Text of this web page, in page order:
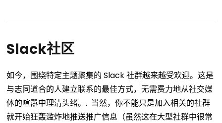
Slack社区
如今，围绕特定主题聚集的 Slack 社群越来越受欢迎。这是
与志同道合的人建立联系的最佳方式，无需费力地从社交媒
体的喧嚣中理清头绪。. 当然，你不能只是加入相关的社群
就开始狂轰滥炸地推送推广信息（虽然这在大型社群中很常